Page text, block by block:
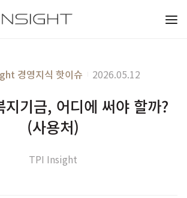
티피아이 인사이트
경영지식 핫이슈 2026.05.12
지기금, 어디에 써야 할까?
(사용처)
TPI Insight